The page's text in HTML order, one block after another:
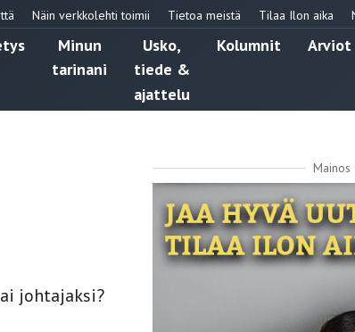
Näin verkkolehti toimii Tietoa meistä Tilaa Ilon aika
Minun
tarinani
Usko,
tiede &
ajattelu
Kolumnit
Arviot
johtajaksi?
Mainos